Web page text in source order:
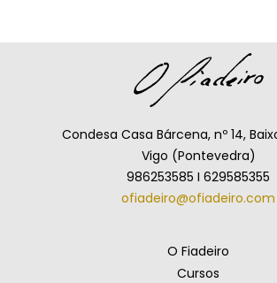
Condesa Casa Bárcena, nº 14,
Vigo (Pontevedra)
986253585 I 629585355
ofiadeiro@ofiadeiro.com
O Fiadeiro
Cursos